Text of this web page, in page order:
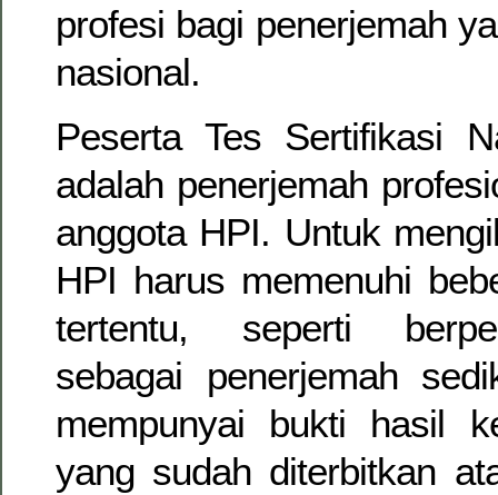
profesi bagi penerjemah
nasional.
Peserta Tes Sertifikasi
adalah penerjemah
anggota HPI. Untuk
HPI harus memenuhi
tertentu, seperti
sebagai penerjemah
mempunyai bukti hasil
yang sudah diterbitkan